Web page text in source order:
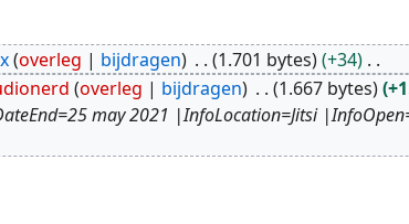
overleg bijdragen 1.701 bytes
+34
overleg bijdragen 1.667 bytes
may 2021 |InfoLocation=Jitsi